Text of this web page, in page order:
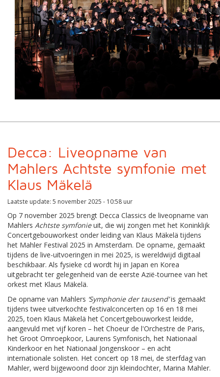
Decca: Liveopname van
Mahlers Achtste symfonie met
Klaus Mäkelä
Laatste update: 5 november 2025 - 10:58 uur
Op 7 november 2025 brengt Decca Classics de liveopname van
Mahlers Achtste symfonieuit, die wij zongen met het Koninklijk
Concertgebouworkest onder leiding van Klaus Mäkelä tijdens
het Mahler Festival 2025 in Amsterdam. De opname, gemaakt
tijdens de live-uitvoeringen in mei 2025, is wereldwijd digitaal
beschikbaar. Als fysieke cd wordt hij in Japan en Korea
uitgebracht ter gelegenheid van de eerste Azië-tournee van het
orkest met Klaus Mäkelä.
De opname van Mahlers ‘Symphonie der tausend’is gemaakt
tijdens twee uitverkochte festivalconcerten op 16 en 18 mei
2025, toen Klaus Mäkelä het Concertgebouworkest leidde,
aangevuld met vijf koren – het Choeur de l'Orchestre de Paris,
het Groot Omroepkoor, Laurens Symfonisch, het Nationaal
Kinderkoor en het Nationaal Jongenskoor – en acht
internationale solisten. Het concert op 18 mei, de sterfdag van
Mahler, werd bijgewoond door zijn kleindochter, Marina Mahler.